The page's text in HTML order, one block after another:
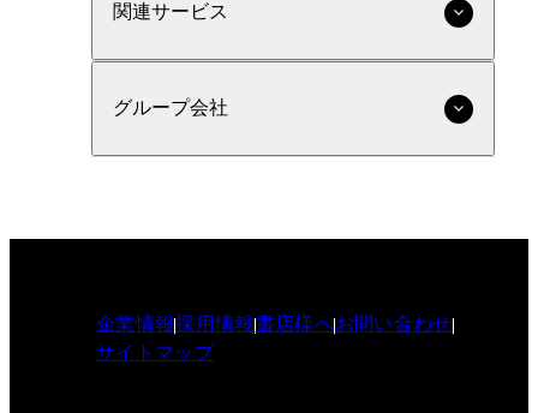
関連サービス
グループ会社
企業情報採用情報書店様へお問い合わせ
サイトマップ